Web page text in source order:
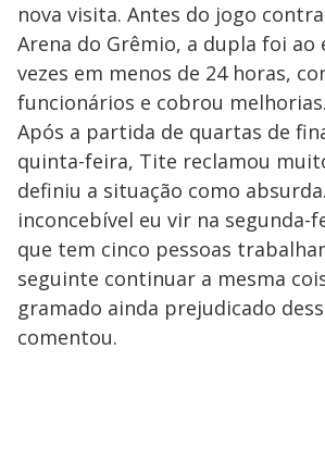
nova visita. Antes do jogo
Arena do Grêmio, a dupla foi ao
vezes em menos de 24 horas,
funcionários e cobrou melhorias.
Após a partida de quartas de
quinta-feira, Tite reclamou
definiu a situação como
inconcebível eu vir na segunda-
que tem cinco pessoas
seguinte continuar a mesma
gramado ainda prejudicado
comentou.